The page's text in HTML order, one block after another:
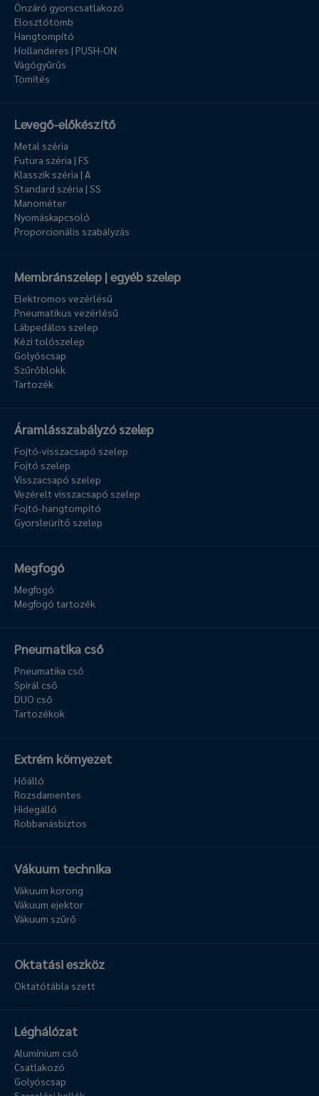
Önzáró gyorscsatlakozó
Elosztótömb
Hangtompító
Hollanderes | PUSH-ON
Vágógyűrűs
Tömítés
Levegő-előkészítő
Metal széria
Futura széria | FS
Klasszik széria | A
Standard széria | SS
Manométer
Nyomáskapcsoló
Proporcionális szabályzás
Membránszelep | egyéb szelep
Elektromos vezérlésű
Pneumatikus vezérlésű
Lábpedálos szelep
Kézi tolószelep
Golyóscsap
Szűrőblokk
Tartozék
Áramlásszabályzó szelep
Fojtó-visszacsapó szelep
Fojtó szelep
Visszacsapó szelep
Vezérelt visszacsapó szelep
Fojtó-hangtompító
Gyorsleürítő szelep
Megfogó
Megfogó
Megfogó tartozék
Pneumatika cső
Pneumatika cső
Spirál cső
DUO cső
Tartozékok
Extrém környezet
Hőálló
Rozsdamentes
Hidegálló
Robbanásbiztos
Vákuum technika
Vákuum korong
Vákuum ejektor
Vákuum szűrő
Oktatási eszköz
Oktatótábla szett
Léghálózat
Alumínium cső
Csatlakozó
Golyóscsap